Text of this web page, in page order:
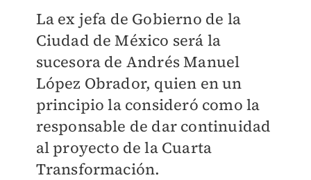
La ex jefa de Gobierno de la
Ciudad de México será la
sucesora de Andrés Manuel
López Obrador, quien en un
principio la consideró como la
responsable de dar continuidad
al proyecto de la Cuarta
Transformación.